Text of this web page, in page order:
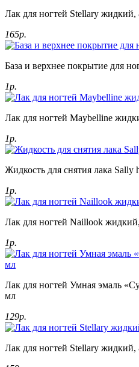
Лак для ногтей Stellary жидкий,
165р.
База и верхнее покрытие для
1р.
Лак для ногтей Maybelline
1р.
Жидкость для снятия лака Sally
1р.
Лак для ногтей Naillook
1р.
Лак для ногтей Умная эмаль
мл
129р.
Лак для ногтей Stellary жидкий,